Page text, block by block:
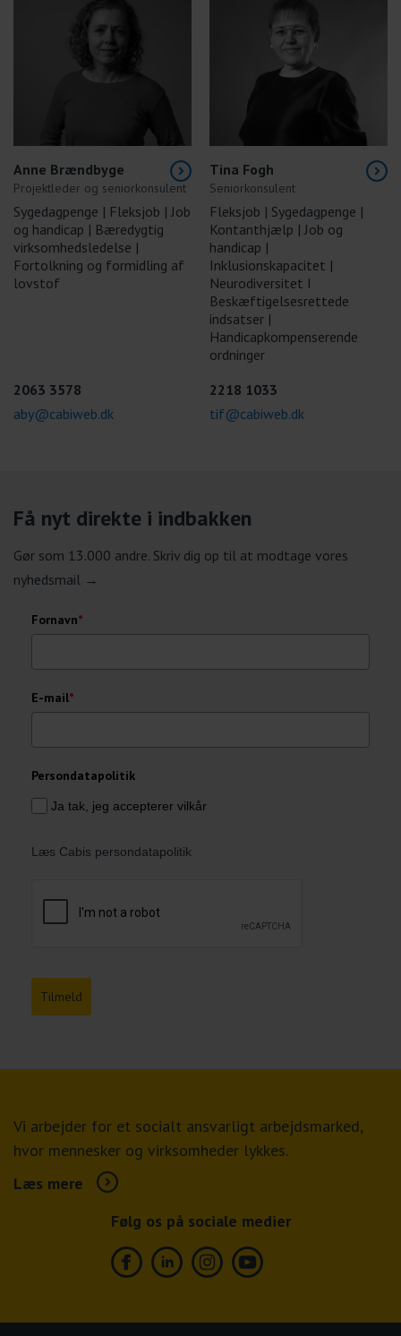
Anne Brændbyge
Projektleder og seniorkonsulent
Sygedagpenge | Fleksjob | Job
og handicap | Bæredygtig
virksomhedsledelse |
Fortolkning og formidling af
lovstof
2063 3578
aby@cabiweb.dk
Tina Fogh
Seniorkonsulent
Fleksjob | Sygedagpenge |
Kontanthjælp | Job og
handicap |
Inklusionskapacitet |
Neurodiversitet I
Beskæftigelsesrettede
indsatser |
Handicapkompenserende
ordninger
2218 1033
tif@cabiweb.dk
Få nyt direkte i indbakken
Gør som 13.000 andre. Skriv dig op til at modtage vores
nyhedsmail →
Fornavn*
E-mail*
Persondatapolitik
Ja tak, jeg accepterer vilkår
Læs Cabis persondatapolitik
Tilmeld
Vi arbejder for et socialt ansvarligt arbejdsmarked,
hvor mennesker og virksomheder lykkes.
Læs mere
Følg os på sociale medier